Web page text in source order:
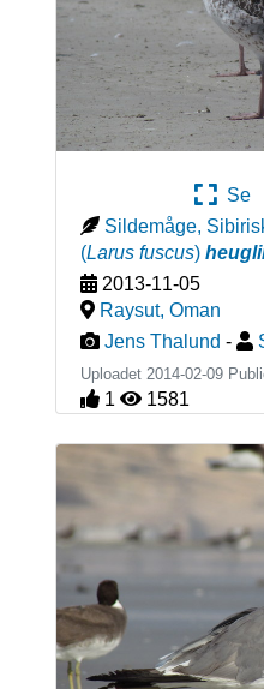
Se
Sildemåge,
(Larus fuscus)
2013-11-05
Raysut, Oman
Jens Thalund -
Uploadet 2014-02-09
1 1581